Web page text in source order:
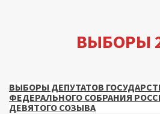
ВЫБОРЫ
ВЫБОРЫ ДЕПУТАТОВ
ФЕДЕРАЛЬНОГО СОБРАНИЯ
ДЕВЯТОГО СОЗЫВА